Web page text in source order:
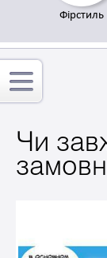
Фірстиль
Чи